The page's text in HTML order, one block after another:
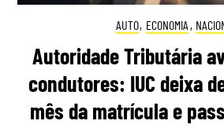
AUTO, ECONOMIA ,
Autoridade Tributária
condutores: IUC deixa
mês da matrícula e